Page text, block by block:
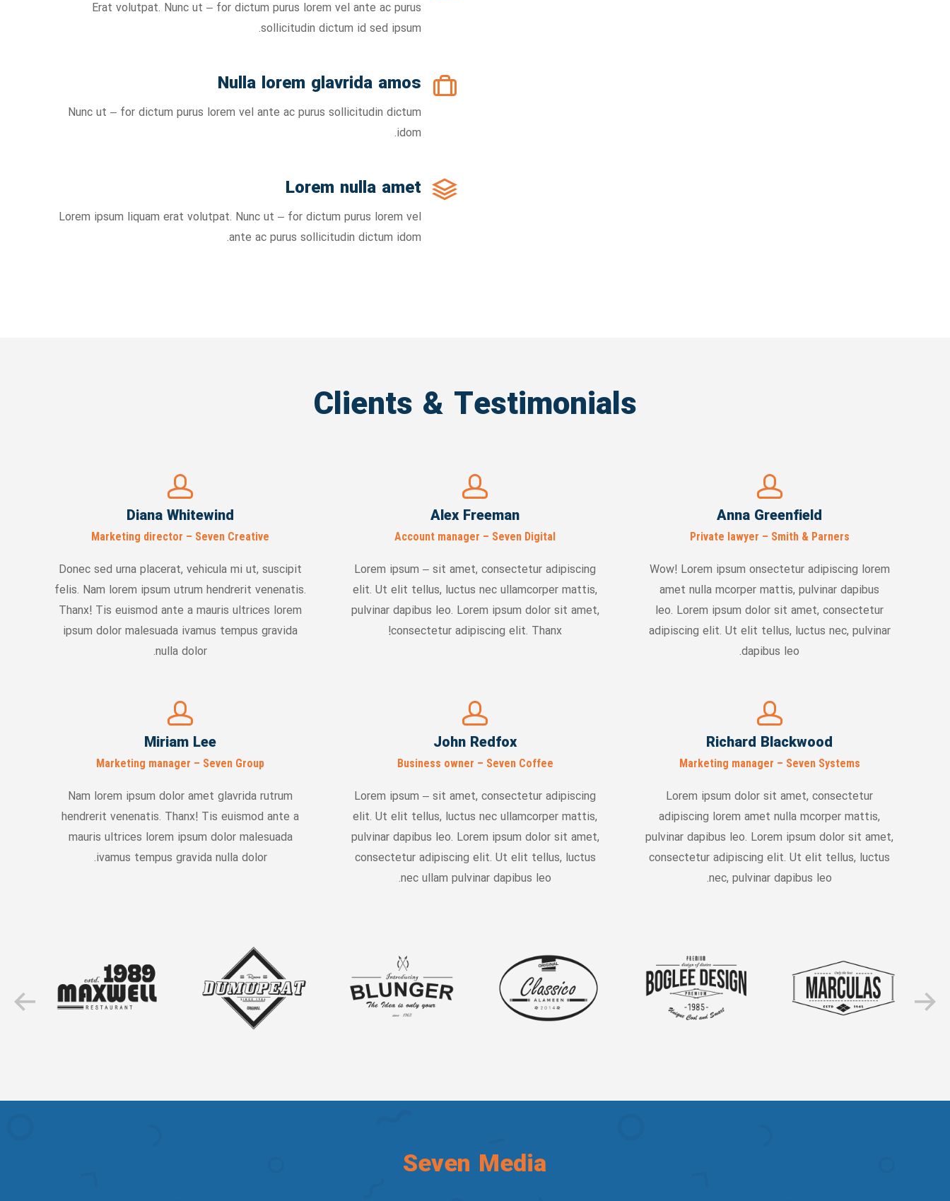
Erat volutpat. Nunc ut – for dictum purus lorem vel ante ac purus
sollicitudin dictum id sed ipsum.
Nulla lorem glavrida amos
Nunc ut – for dictum purus lorem vel ante ac purus sollicitudin dictum
idom.
Lorem nulla amet
Lorem ipsum liquam erat volutpat. Nunc ut – for dictum purus lorem vel
ante ac purus sollicitudin dictum idom.
Clients & Testimonials
Anna Greenfield
Private lawyer – Smith & Parners
Wow! Lorem ipsum onsectetur adipiscing lorem
amet nulla mcorper mattis, pulvinar dapibus
leo. Lorem ipsum dolor sit amet, consectetur
adipiscing elit. Ut elit tellus, luctus nec, pulvinar
dapibus leo.
Alex Freeman
Account manager – Seven Digital
Lorem ipsum – sit amet, consectetur adipiscing
elit. Ut elit tellus, luctus nec ullamcorper mattis,
pulvinar dapibus leo. Lorem ipsum dolor sit amet,
consectetur adipiscing elit. Thanx!
Diana Whitewind
Marketing director – Seven Creative
Donec sed urna placerat, vehicula mi ut, suscipit
felis. Nam lorem ipsum utrum hendrerit venenatis.
Thanx! Tis euismod ante a mauris ultrices lorem
ipsum dolor malesuada ivamus tempus gravida
nulla dolor.
Richard Blackwood
Marketing manager – Seven Systems
Lorem ipsum dolor sit amet, consectetur
adipiscing lorem amet nulla mcorper mattis,
pulvinar dapibus leo. Lorem ipsum dolor sit amet,
consectetur adipiscing elit. Ut elit tellus, luctus
nec, pulvinar dapibus leo.
John Redfox
Business owner – Seven Coffee
Lorem ipsum – sit amet, consectetur adipiscing
elit. Ut elit tellus, luctus nec ullamcorper mattis,
pulvinar dapibus leo. Lorem ipsum dolor sit amet,
consectetur adipiscing elit. Ut elit tellus, luctus
nec ullam pulvinar dapibus leo.
Miriam Lee
Marketing manager – Seven Group
Nam lorem ipsum dolor amet glavrida rutrum
hendrerit venenatis. Thanx! Tis euismod ante a
mauris ultrices lorem ipsum dolor malesuada
ivamus tempus gravida nulla dolor.
Seven Media